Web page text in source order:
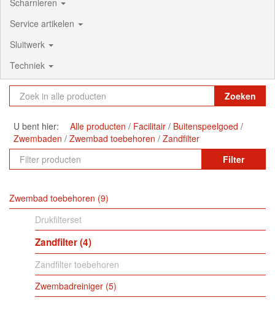
Service artikelen
Sluitwerk
Techniek
Zoeken
U bent hier: Alle producten Facilitair
Buitenspeelgoed
Zwembaden
Zwembad toebehoren
Zandfilter
Filter
Zwembad toebehoren 9
Drukfilterset
Zandfilter 4
Zandfilter toebehoren
Zwembadreiniger 5